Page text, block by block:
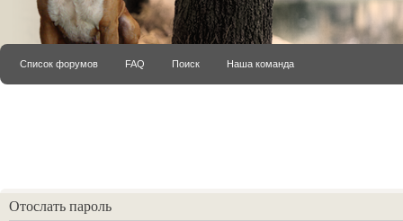
Список форумов FAQ Поиск Наша команда
Отослать пароль